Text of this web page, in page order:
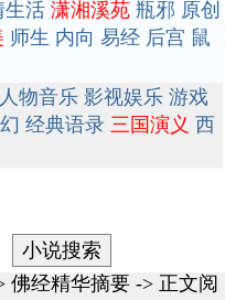
生活 潇湘溪苑 瓶邪 原创
师生 内向 易经 后宫 鼠
人物音乐 影视娱乐 游戏
经典语录 三国演义 西
佛经精华摘要 -> 正文阅